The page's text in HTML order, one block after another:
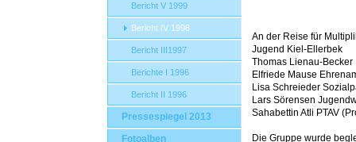
Bericht V 1999
Bericht IV 1998
Bericht III1997
Berichte I 1996
Bericht II 1996
Pressespiegel 2013
Fotoalben
An der Reise für
Jugend Kiel-Ellerbek
Thomas Lienau-
Elfriede Mause
Lisa Schreieder
Lars Sörensen
Sahabettin Atli PTAV
Die Gruppe wurde